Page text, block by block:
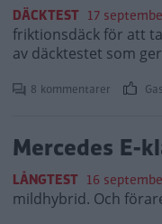
DÄCKTEST 17
friktionsdäck för att
av däcktestet som
8 kommentarer
Mercedes E-
LÅNGTEST 16
mildhybrid. Och